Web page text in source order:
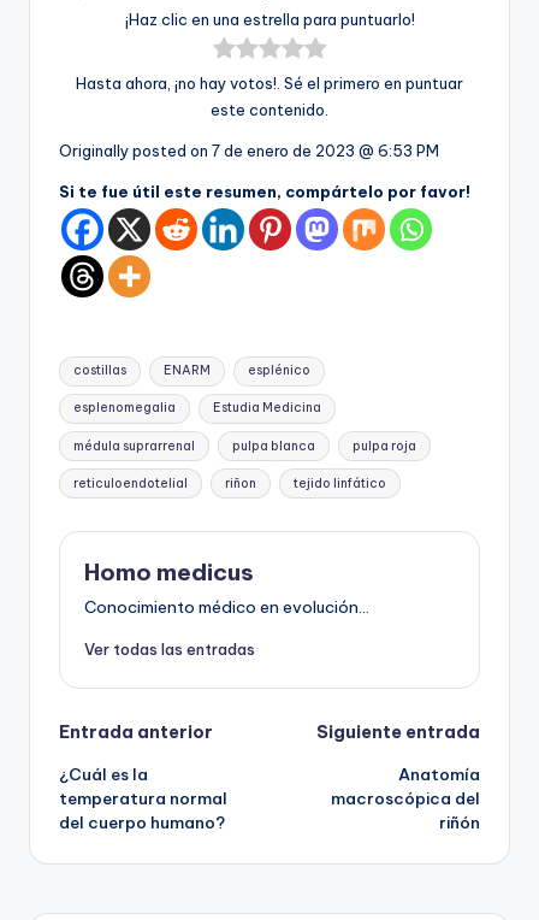
¡Haz clic en una estrella para puntuarlo!
Hasta ahora, ¡no hay votos!. Sé el primero en puntuar
este contenido.
Originally posted on 7 de enero de 2023 @ 6:53 PM
Si te fue útil este resumen, compártelo por favor!
Etiquetas:
costillas ENARM esplénico
esplenomegalia Estudia Medicina
médula suprarrenal pulpa blanca pulpa roja
reticuloendotelial riñon tejido linfático
Homo medicus
Conocimiento médico en evolución...
Ver todas las entradas
Navegación
de
entradas
Entrada anterior
¿Cuál es la
temperatura normal
del cuerpo humano?
Siguiente entrada
Anatomía
macroscópica del
riñón